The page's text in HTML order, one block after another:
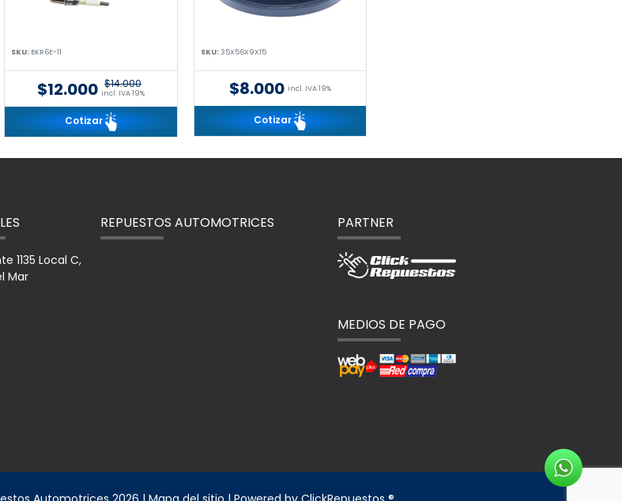
SKU: BKR6E-11
$12.000 $14.000
incl. IVA 19%
Cotizar
SKU: 35X56X9X15
$8.000 incl. IVA 19%
Cotizar
REPUESTOS AUTOMOTRICES
1135 Local C,
Mar
PARTNER
MEDIOS DE PAGO